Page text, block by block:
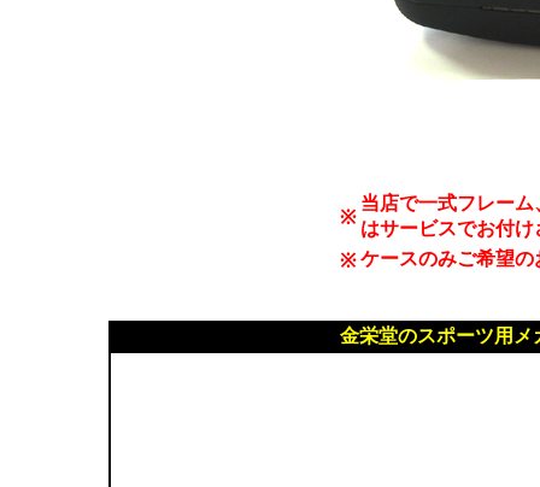
※
当店で一式フレー
はサービスでお付
※ ケースのみご希望の
金栄堂のスポーツ用